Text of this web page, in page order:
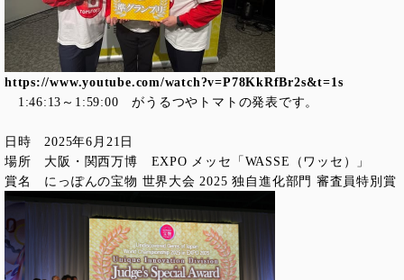
https://www.youtube.com/watch?v=P78KkRfBr2s&t=1s
1:46:13～1:59:00 がうるつやトマトの発表です。
日時 2025年6月21日
場所 大阪・関西万博 EXPO メッセ「WASSE（ワッセ）」
賞名 にっぽんの宝物 世界大会 2025 独自進化部門 審査員特別賞